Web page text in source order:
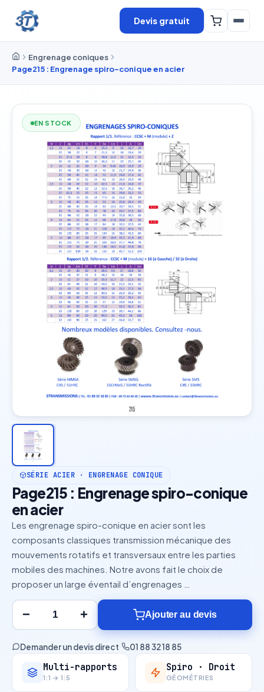
Devis gratuit
Engrenage coniques
Page215 : Engrenage spiro-conique en acier
EN STOCK
SÉRIE ACIER · ENGRENAGE CONIQUE
Page215 : Engrenage spiro-conique
en acier
Les engrenage spiro-conique en acier sont les
composants classiques transmission mécanique des
mouvements rotatifs et transversaux entre les parties
mobiles des machines. Notre avons fait le choix de
proposer un large éventail d’engrenages …
− + Ajouter au devis
Demander un devis direct· 01 88 32 18 85
Multi-rapports
1:1 → 1:5
Spiro · Droit
GÉOMÉTRIES